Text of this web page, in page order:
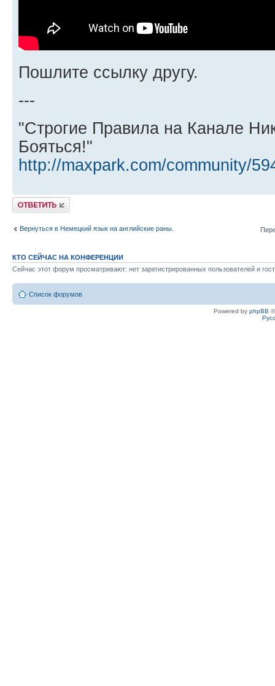
Пошлите ссылку другу.
---
"Строгие Правила на Канале
Бояться!"
http://maxpark.com/community/
Ответить
Вернуться в Немецкий язык на английские раны.
КТО СЕЙЧАС НА КОНФЕРЕНЦИИ
Сейчас этот форум просматривают: нет зарегистрированных пользователей и
Список форумов
Powered by phpBB